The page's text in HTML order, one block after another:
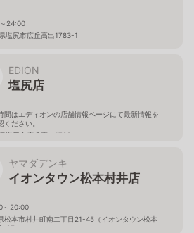
24:00
塩尻市広丘高出1783-1
EDION
塩尻店
間はエディオンの店舗情報ページにて最新情報を
ください。
塩尻市広丘高出1788
ヤマダデンキ
イオンタウン松本村井店
～20:00
松本市村井町南二丁目21-45（イオンタウン松本
2F）